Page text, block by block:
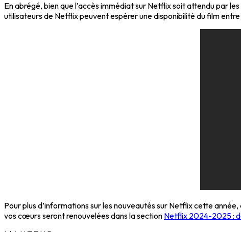
En abrégé, bien que l’accès immédiat sur Netflix soit attendu par
utilisateurs de Netflix peuvent espérer une disponibilité du film
Pour plus d’informations sur les nouveautés sur Netflix cette année,
vos cœurs seront renouvelées dans la section Netflix 2024-2025 :